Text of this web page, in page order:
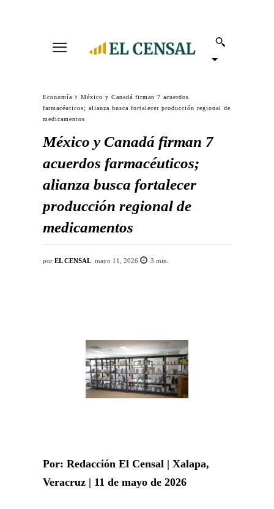
Economía
México y Canadá firman 7 acuerdos
farmacéuticos; alianza busca fortalecer producción regional de
medicamentos
México y Canadá firman 7
acuerdos farmacéuticos;
alianza busca fortalecer
producción regional de
medicamentos
por EL CENSAL mayo 11, 2026 3 min.
Por: Redacción El Censal | Xalapa,
Veracruz | 11 de mayo de 2026